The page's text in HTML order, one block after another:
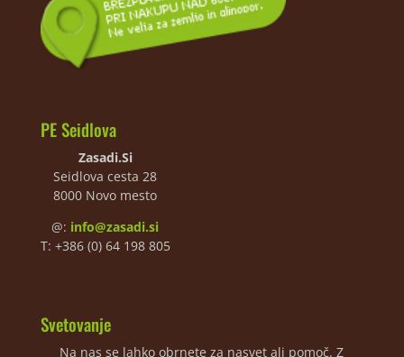
PE Seidlova
Zasadi.Si
Seidlova cesta 28
8000 Novo mesto
@: info@zasadi.si
T: +386 (0) 64 198 805
Svetovanje
Na nas se lahko obrnete za nasvet ali pomoč. Z